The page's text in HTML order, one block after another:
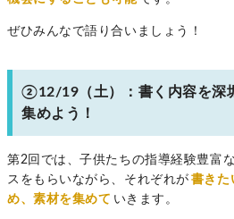
ぜひみんなで語り合いましょう！
②12/19（土）：書く内容を深
集めよう！
第2回では、子供たちの指導経験豊富
スをもらいながら、それぞれが 書きた
め、素材を集めて いきます。